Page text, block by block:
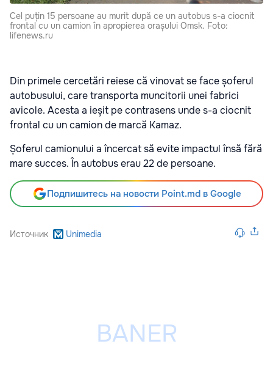
Cel puțin 15 persoane au murit după ce un autobus s-a ciocnit
frontal cu un camion în apropierea orașului Omsk. Foto:
lifenews.ru
Din primele cercetări reiese că vinovat se face șoferul
autobusului, care transporta muncitorii unei fabrici
avicole. Acesta a ieșit pe contrasens unde s-a ciocnit
frontal cu un camion de marcă Kamaz.
Șoferul camionului a încercat să evite impactul însă fără
mare succes. În autobus erau 22 de persoane.
Подпишитесь на новости Point.md в Google
Источник Unimedia